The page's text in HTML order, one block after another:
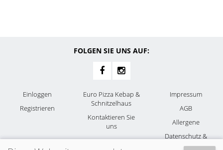
FOLGEN SIE UNS AUF:
Einloggen
Registrieren
Euro Pizza Kebap &
Schnitzelhaus
Kontaktieren Sie
uns
Impressum
AGB
Allergene
Datenschutz &
Cookies